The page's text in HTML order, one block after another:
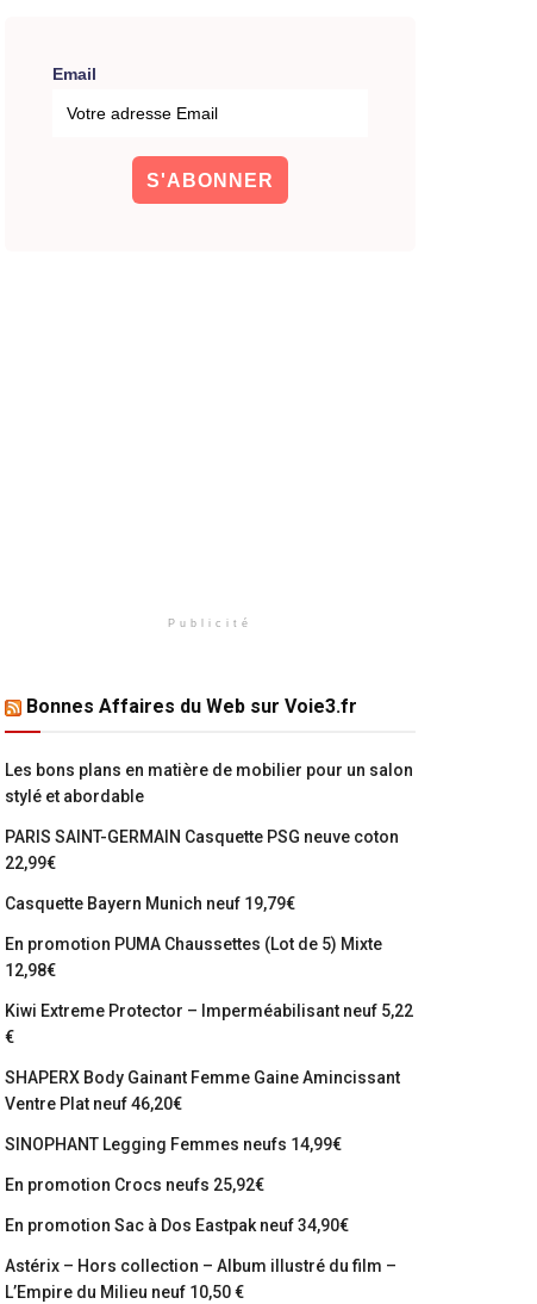
Email
Publicité
Bonnes Affaires du Web sur Voie3.fr
Les bons plans en matière de mobilier pour un salon
stylé et abordable
PARIS SAINT-GERMAIN Casquette PSG neuve coton
22,99€
Casquette Bayern Munich neuf 19,79€
En promotion PUMA Chaussettes (Lot de 5) Mixte
12,98€
Kiwi Extreme Protector – Imperméabilisant neuf 5,22
€
SHAPERX Body Gainant Femme Gaine Amincissant
Ventre Plat neuf 46,20€
SINOPHANT Legging Femmes neufs 14,99€
En promotion Crocs neufs 25,92€
En promotion Sac à Dos Eastpak neuf 34,90€
Astérix – Hors collection – Album illustré du film –
L’Empire du Milieu neuf 10,50 €